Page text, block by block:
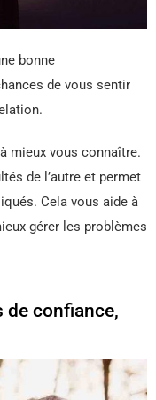
bonne
de vous sentir
mieux vous connaître.
de l’autre et permet
Cela vous aide à
gérer les problèmes
de confiance,